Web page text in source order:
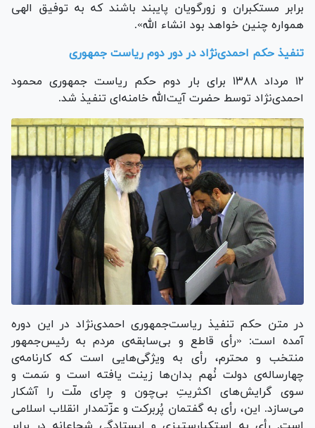
برابر مستکبران و زورگویان پایبند باشند که به توفیق الهی
همواره چنین خواهد بود انشاء الله».
تنفیذ حکم احمدی‌نژاد در دور دوم ریاست جمهوری
۱۲ مرداد ۱۳۸۸ برای بار دوم حکم ریاست جمهوری محمود
احمدی‌نژاد توسط حضرت آیت‌الله خامنه‌ای تنفیذ شد.
در متن حکم تنفیذ ریاست‌جمهوری احمدی‌نژاد در این دوره
آمده است: «رأی قاطع و بی‌سابقه‌ی مردم به رئیس‌جمهور
منتخب و محترم، رأی به ویژگی‌هایی است که کارنامه‌ی
چهارساله‌ی دولت نُهم بدان‌ها زینت یافته است و سَمت و
سوی گرایش‌های اکثریتِ بی‌چون و چرای ملّت را آشکار
می‌سازد. این، رأی به گفتمان پُربرکت و عزّتمدار انقلاب اسلامی